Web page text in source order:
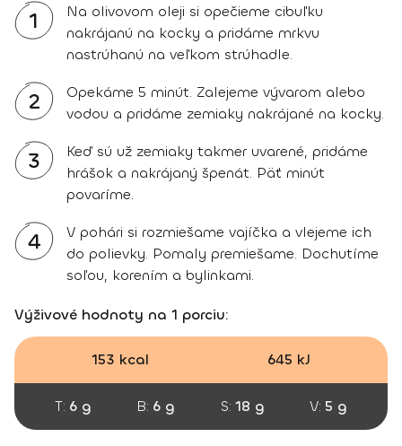
1
Na olivovom oleji si opečieme cibuľku
nakrájanú na kocky a pridáme mrkvu
nastrúhanú na veľkom strúhadle.
2
Opekáme 5 minút. Zalejeme vývarom alebo
vodou a pridáme zemiaky nakrájané na kocky.
3
Keď sú už zemiaky takmer uvarené, pridáme
hrášok a nakrájaný špenát. Päť minút
povaríme.
4
V pohári si rozmiešame vajíčka a vlejeme ich
do polievky. Pomaly premiešame. Dochutíme
soľou, korením a bylinkami.
Výživové hodnoty na 1 porciu:
153 kcal 645 kJ
T: 6 g B: 6 g S: 18 g V: 5 g